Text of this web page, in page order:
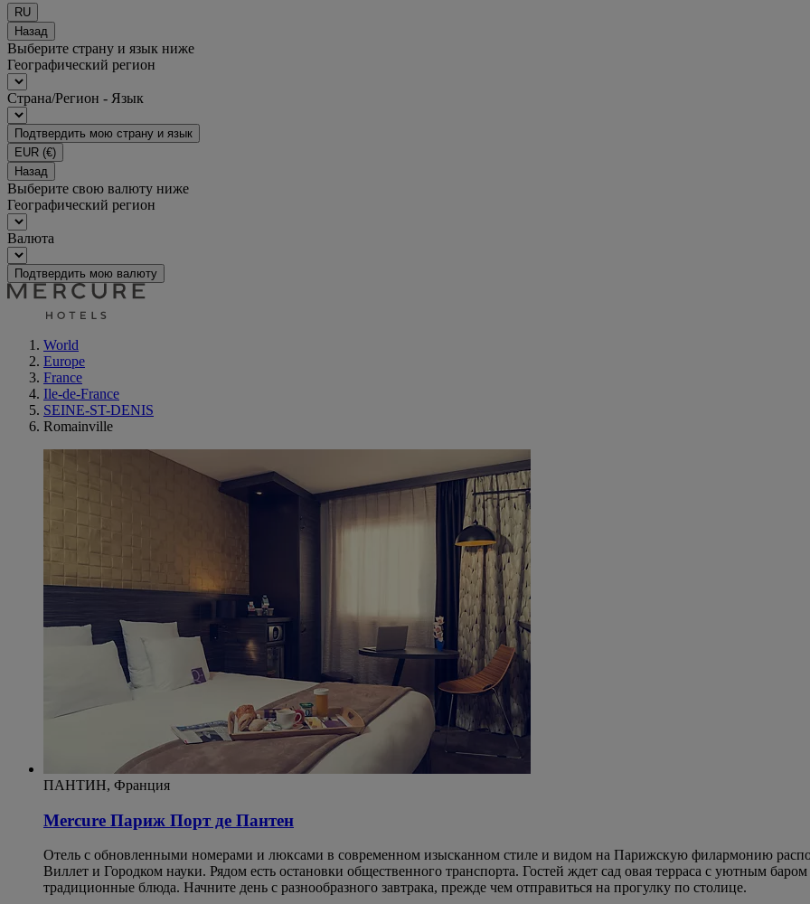
RU
Назад
Выберите страну и язык ниже
Географический регион
Страна/Регион - Язык
Подтвердить мою страну и язык
EUR (€)
Назад
Выберите свою валюту ниже
Географический регион
Валюта
Подтвердить мою валюту
World
Europe
France
Ile-de-France
SEINE-ST-DENIS
Romainville
ПАНТИН, Франция
Mercure Париж Порт де Пантен
Отель с обновленными номерами и люксами в современном изысканном стиле и видом на Парижскую филармонию
Виллет и Городком науки. Рядом есть остановки общественного транспорта. Гостей ждет сад овая терраса с уютным
традиционные блюда. Начните день с разнообразного завтрака, прежде чем отправиться на прогулку по столице.